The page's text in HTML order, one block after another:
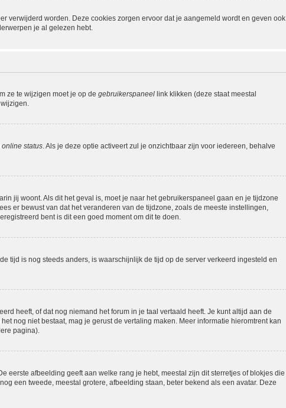
verwijderd worden. Deze cookies zorgen ervoor dat je aangemeld wordt en geven ook
je al gelezen hebt.
ze te wijzigen moet je op de gebruikerspaneellink klikken (deze staat meestal
status. Als je deze optie activeert zul je onzichtbaar zijn voor iedereen, behalve
jij woont. Als dit het geval is, moet je naar het gebruikerspaneel gaan en je tijdzone
er bewust van dat het veranderen van de tijdzone, zoals de meeste instellingen,
bent is dit een goed moment om dit te doen.
tijd is nog steeds anders, is waarschijnlijk de tijd op de server verkeerd ingesteld en
heeft, of dat nog niemand het forum in je taal vertaald heeft. Je kunt altijd aan de
nog niet bestaat, mag je gerust de vertaling maken. Meer informatie hieromtrent kan
pagina).
eerste afbeelding geeft aan welke rang je hebt, meestal zijn dit sterretjes of blokjes die
een tweede, meestal grotere, afbeelding staan, beter bekend als een avatar. Deze